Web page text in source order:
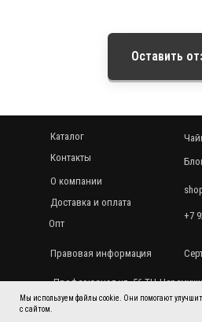
Мы используем файлы cookie. Они помогают
с сайтом.
Оставить
О компании
+7
Доставка и оплата
Правовая информация
Контакты
Профсоюзная ул. 56 ТЦ
Каталог
Опт